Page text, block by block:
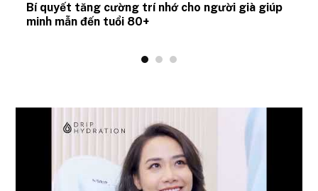
Bí quyết tăng cường trí nhớ cho người già giúp
minh mẫn đến tuổi 80+